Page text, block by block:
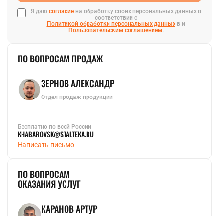
Я даю согласиена обработку своих персональных данных в
соответствии с
Политикой обработки персональных данныхв и
Пользовательским соглашением.
ПО ВОПРОСАМ ПРОДАЖ
ЗЕРНОВ АЛЕКСАНДР
Отдел продаж продукции
Бесплатно по всей России
KHABAROVSK@STALTEKA.RU
Написать письмо
ПО ВОПРОСАМ
ОКАЗАНИЯ УСЛУГ
КАРАНОВ АРТУР